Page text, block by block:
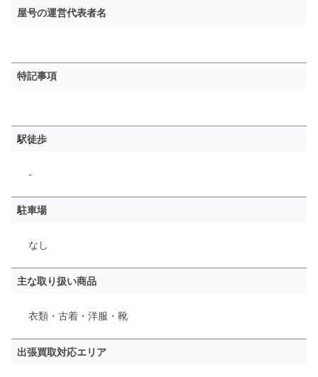
屋号の運営代表者名
特記事項
駅徒歩
-
駐車場
なし
主な取り扱い商品
衣類・古着・洋服・靴
出張買取対応エリア